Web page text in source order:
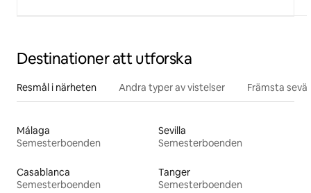
Destinationer att utforska
Resmål i närheten Andra typer av vistelser Främsta
Málaga
Semesterboenden
Sevilla
Semesterboenden
Casablanca
Semesterboenden
Tanger
Semesterboenden